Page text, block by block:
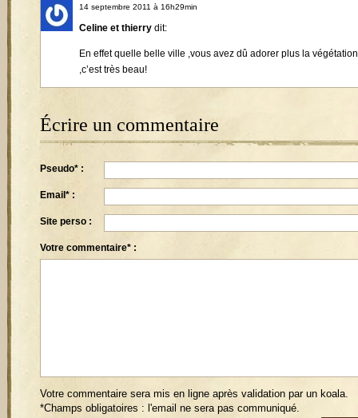
14 septembre 2011 à 16h29min
Celine et thierry dit:
En effet quelle belle ville ,vous avez dû adorer plus la végétation
,c’est très beau!
Écrire un commentaire
Pseudo* :
Email* :
Site perso :
Votre commentaire* :
Votre commentaire sera mis en ligne après validation par un koala.
*Champs obligatoires : l'email ne sera pas communiqué.